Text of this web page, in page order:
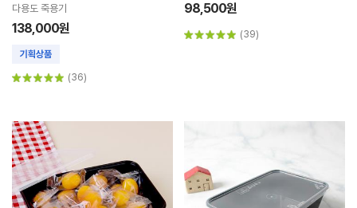
다용도 죽용기
138,000원
(36)
98,500원
(39)